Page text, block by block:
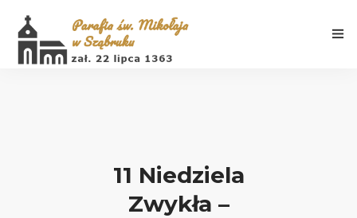
Porządek Mszy Świętych
11 Niedziela
Zwykła –